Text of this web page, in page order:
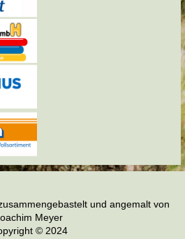
und angemalt von
Meyer
© 2024